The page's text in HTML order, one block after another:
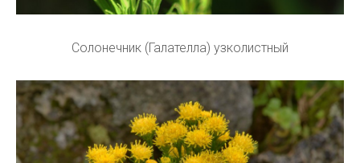
Солонечник (Галателла) узколистный